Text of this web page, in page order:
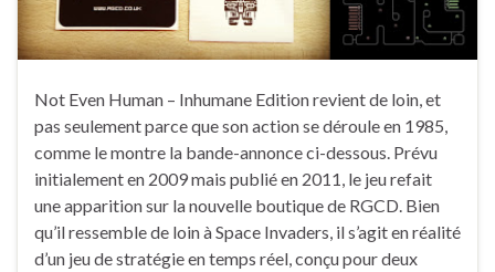
Not Even Human – Inhumane Edition revient de loin, et
pas seulement parce que son action se déroule en 1985,
comme le montre la bande-annonce ci-dessous. Prévu
initialement en 2009 mais publié en 2011, le jeu refait
une apparition sur la nouvelle boutique de RGCD. Bien
qu’il ressemble de loin à Space Invaders, il s’agit en réalité
d’un jeu de stratégie en temps réel, conçu pour deux